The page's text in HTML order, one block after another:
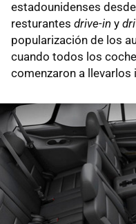
estadounidenses
resturantes drive-in y
popularización de los
cuando todos los
comenzaron a llevarlos